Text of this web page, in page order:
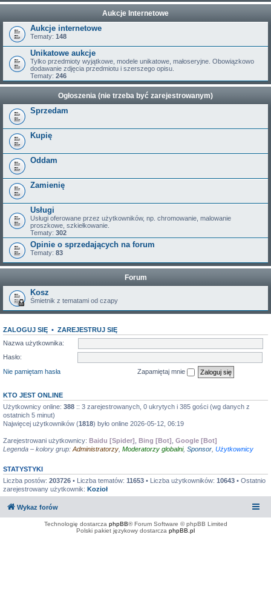
Aukcje Internetowe
Aukcje internetowe
Tematy: 148
Unikatowe aukcje
Tylko przedmioty wyjątkowe, modele unikatowe, małoseryjne. Obowiązkowo
dodawanie zdjęcia przedmiotu i szerszego opisu.
Tematy: 246
Ogłoszenia (nie trzeba być zarejestrowanym)
Sprzedam
Kupię
Oddam
Zamienię
Usługi
Usługi oferowane przez użytkowników, np. chromowanie, malowanie
proszkowe, szkiełkowanie.
Tematy: 302
Opinie o sprzedających na forum
Tematy: 83
Forum
Kosz
Śmietnik z tematami od czapy
ZALOGUJ SIĘ • ZAREJESTRUJ SIĘ
Nazwa użytkownika:
Hasło:
Nie pamiętam hasła
Zapamiętaj mnie
KTO JEST ONLINE
Użytkownicy online: 388 :: 3 zarejestrowanych, 0 ukrytych i 385 gości (wg danych z
ostatnich 5 minut)
Najwięcej użytkowników (1818) było online 2026-05-12, 06:19
Zarejestrowani użytkownicy: Baidu [Spider] Bing [Bot] Google [Bot]
Legenda – kolory grup: Administratorzy Moderatorzy globalni, Sponsor Użytkownicy
STATYSTYKI
Liczba postów: 203726 • Liczba tematów: 11653 • Liczba użytkowników: 10643 • Ostatnio
zarejestrowany użytkownik: Kozioł
Wykaz forów
Technologię dostarcza phpBB® Forum Software © phpBB Limited
Polski pakiet językowy dostarcza phpBB.pl